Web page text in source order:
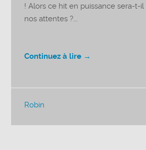
! Alors ce hit en puissance sera-t-
nos attentes ?...
Continuez à lire →
Robin